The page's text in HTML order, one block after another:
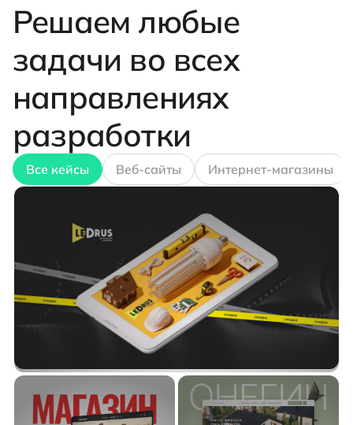
Решаем любые
задачи во всех
направлениях
разработки
Все кейсы Веб-сайты Интернет-магазины